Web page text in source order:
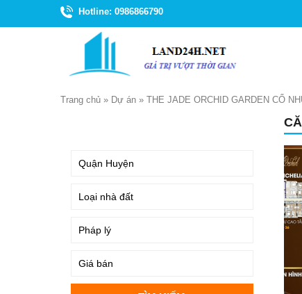
Hotline: 0986866790
Trang chủ » Dự án » THE JADE ORCHID GARDEN CỔ